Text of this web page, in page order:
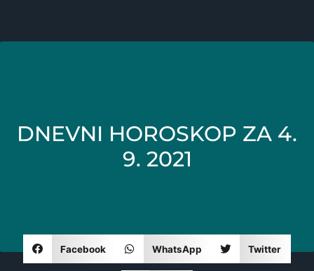
DNEVNI HOROSKOP ZA 4.
9. 2021
Facebook WhatsApp Twitter